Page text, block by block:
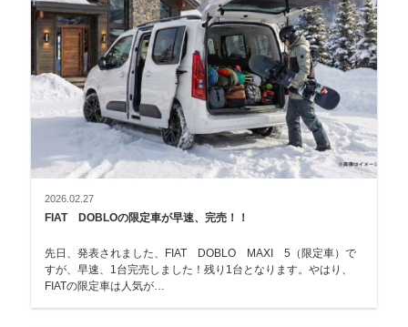
2026.02.27
FIAT DOBLOの限定車が早速、完売！！
先日、発表されました、FIAT DOBLO MAXI 5（限定車）で
すが、早速、1台完売しました！残り1台となります。やはり、
FIATの限定車は人気が…